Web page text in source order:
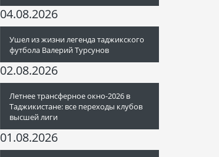
04.08.2026
Ушел из жизни легенда таджикского
футбола Валерий Турсунов
02.08.2026
Летнее трансферное окно-2026 в
Таджикистане: все переходы клубов
высшей лиги
01.08.2026